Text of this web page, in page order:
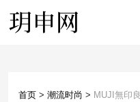
首页 > 潮流时尚 > MUJI無印